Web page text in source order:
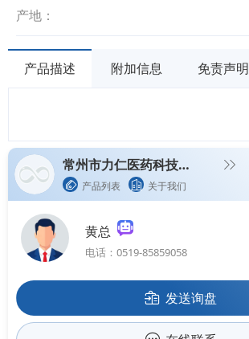
产地：
产品描述 附加信息 免责声明
常州市力仁医药科技有限公司（生产型企业）
产品列表 关于我们
黄总
电话：0519-85859058
发送询盘